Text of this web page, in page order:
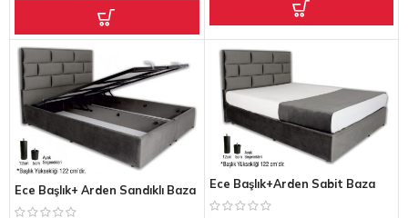
Ece Başlık+ Arden Sandıklı Baza Ece Başlık+Arden Sabit Baza